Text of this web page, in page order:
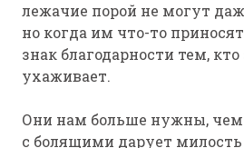
лежачие порой не могут
но когда им что-то
знак благодарности тем,
ухаживает.
Они нам больше нужны,
с болящими дарует